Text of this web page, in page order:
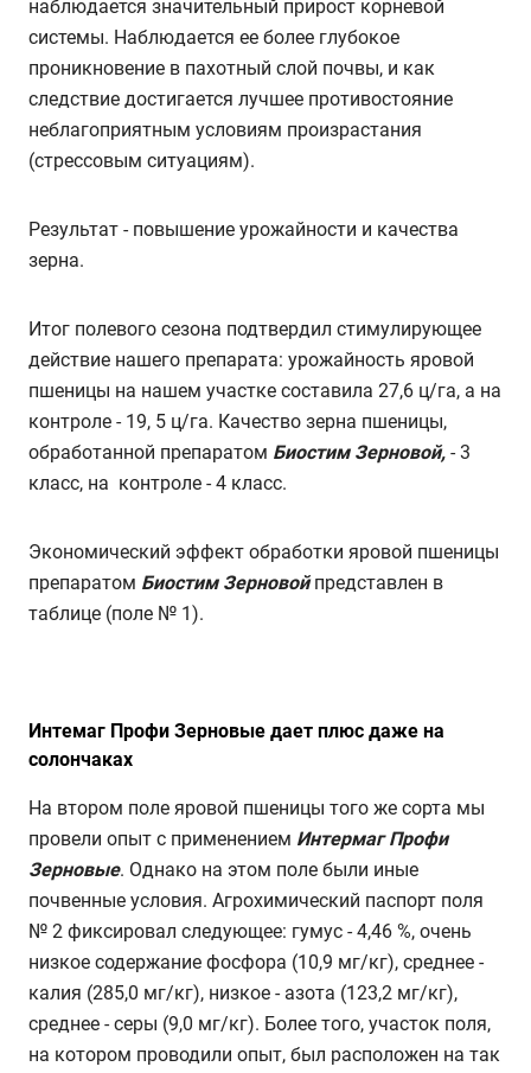
наблюдается значительный прирост корневой
системы. Наблюдается ее более глубокое
проникновение в пахотный слой почвы, и как
следствие достигается лучшее противостояние
неблагоприятным условиям произрастания
(стрессовым ситуациям).
Результат - повышение урожайности и качества
зерна.
Итог полевого сезона подтвердил стимулирующее
действие нашего препарата: урожайность яровой
пшеницы на нашем участке составила 27,6 ц/га, а на
контроле - 19, 5 ц/га. Качество зерна пшеницы,
обработанной препаратом Биостим Зерновой, - 3
класс, на контроле - 4 класс.
Экономический эффект обработки яровой пшеницы
препаратом Биостим Зерновойпредставлен в
таблице (поле № 1).
Интемаг Профи Зерновые дает плюс даже на
солончаках
На втором поле яровой пшеницы того же сорта мы
провели опыт с применением Интермаг Профи
Зерновые. Однако на этом поле были иные
почвенные условия. Агрохимический паспорт поля
№ 2 фиксировал следующее: гумус - 4,46 %, очень
низкое содержание фосфора (10,9 мг/кг), среднее -
калия (285,0 мг/кг), низкое - азота (123,2 мг/кг),
среднее - серы (9,0 мг/кг). Более того, участок поля,
на котором проводили опыт, был расположен на так